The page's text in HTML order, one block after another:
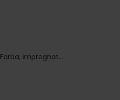
Farba, impregnat...